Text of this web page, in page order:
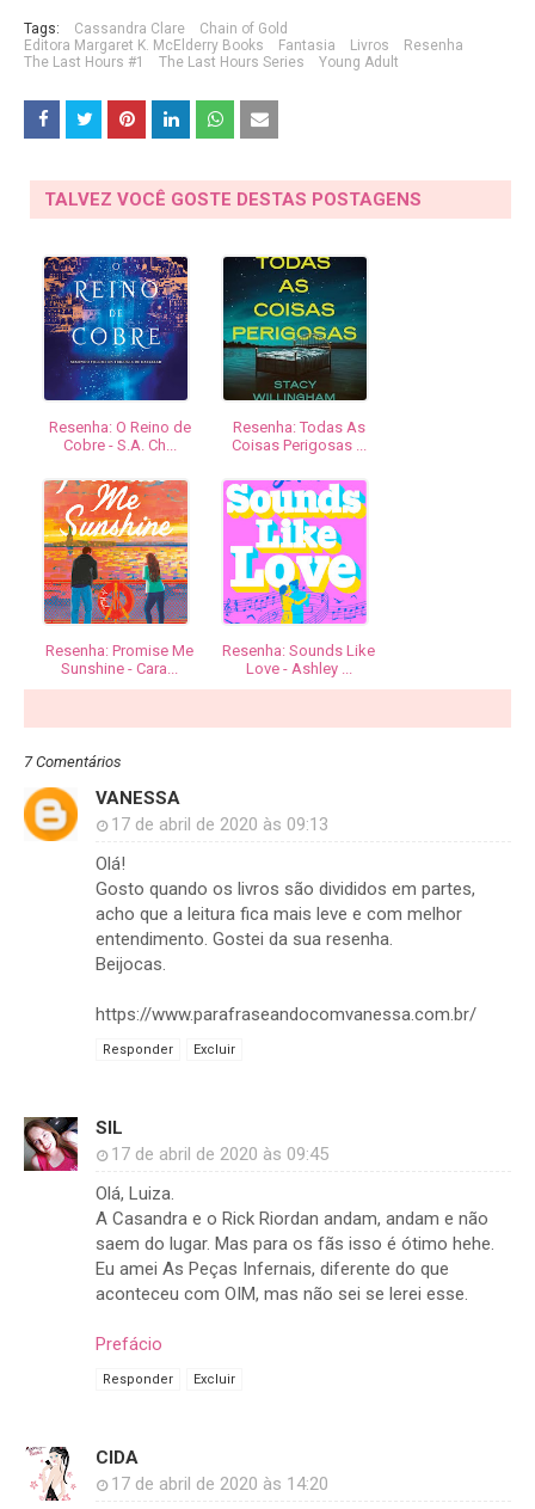
Tags: Cassandra Clare
Chain of Gold
Editora Margaret K. McElderry Books
Fantasia Livros
Resenha
The Last Hours #1
The Last Hours Series Young Adult
TALVEZ VOCÊ GOSTE DESTAS POSTAGENS
Resenha: O Reino de
Cobre - S.A. Ch...
Resenha: Todas As
Coisas Perigosas ...
Resenha: Promise Me
Sunshine - Cara...
Resenha: Sounds Like
Love - Ashley ...
7 Comentários
VANESSA
17 de abril de 2020 às 09:13
Olá!
Gosto quando os livros são divididos em partes,
acho que a leitura fica mais leve e com melhor
entendimento. Gostei da sua resenha.
Beijocas.
https://www.parafraseandocomvanessa.com.br/
Responder Excluir
SIL
17 de abril de 2020 às 09:45
Olá, Luiza.
A Casandra e o Rick Riordan andam, andam e não
saem do lugar. Mas para os fãs isso é ótimo hehe.
Eu amei As Peças Infernais, diferente do que
aconteceu com OIM, mas não sei se lerei esse.
Prefácio
Responder Excluir
CIDA
17 de abril de 2020 às 14:20